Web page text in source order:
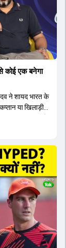
कोई एक बनेगा
ने शायद भारत के
या खिलाड़ी
टी20 सीरीज के
आगे चल रहे
कप्तानी की
ओपनर के तौर पर
पहली पसंद
मौके मिलेंगे। अजीत
टी20 वर्ल्ड
रहे हैं।